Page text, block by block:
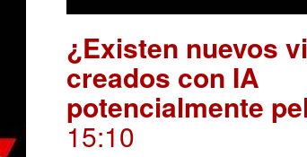
¿Existen nuevos
creados con IA
potencialmente
15:10